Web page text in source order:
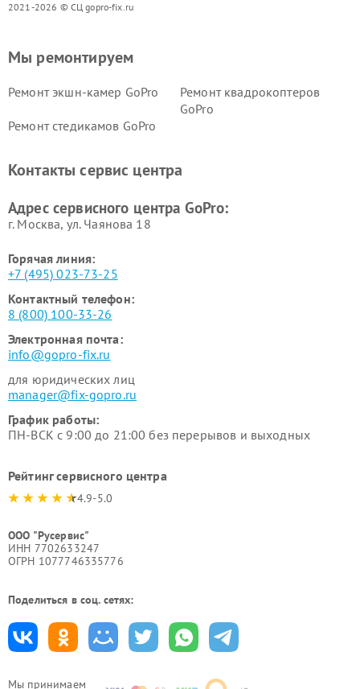
2021-2026 © СЦ gopro-fix.ru
Мы принимаем
Мы ремонтируем
Ремонт экшн-камер GoPro
Ремонт квадрокоптеров
GoPro
Ремонт стедикамов GoPro
Контакты сервис центра
Адрес сервисного центра GoPro:
г. Москва, ул. Чаянова 18
Горячая линия:
+7 (495) 023-73-25
Контактный телефон:
8 (800) 100-33-26
Электронная почта:
info@gopro-fix.ru
для юридических лиц
manager@fix-gopro.ru
График работы:
ПН-ВСК с 9:00 до 21:00 без перерывов и выходных
Рейтинг сервисного центра
4.9-5.0
ООО "Русервис"
ИНН 7702633247
ОГРН 1077746335776
Поделиться в соц. сетях: